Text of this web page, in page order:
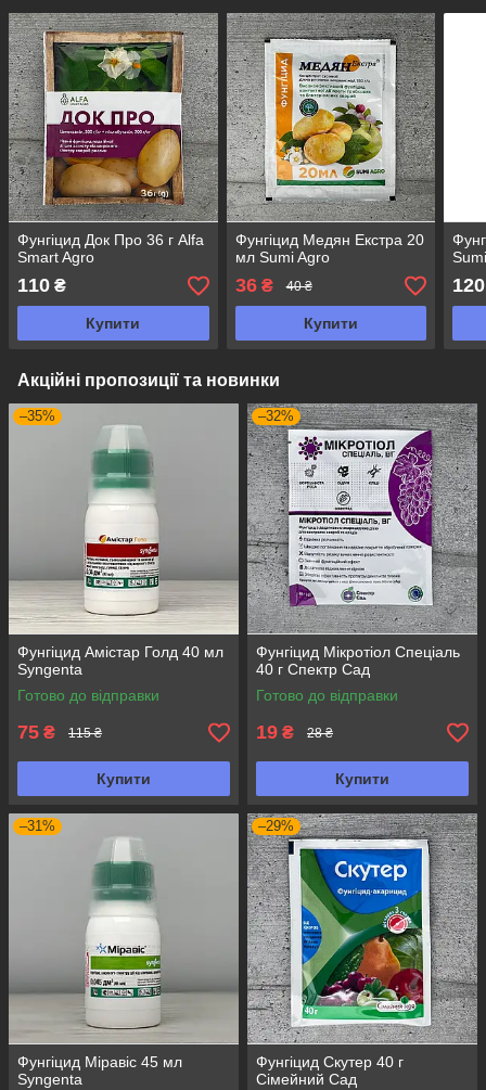
Фунгіцид Док Про 36 г Alfa
Smart Agro
110 ₴
Купити
Фунгіцид Медян Екстра 20
мл Sumi Agro
36₴ 40 ₴
Купити
120
Акційні пропозиції та новинки
–35%
Фунгіцид Амістар Голд 40 мл
Syngenta
Готово до відправки
75 ₴ 115 ₴
Купити
–32%
Фунгіцид Мікротіол Спеціаль
40 г Спектр Сад
Готово до відправки
19 ₴ 28 ₴
Купити
–31%
Фунгіцид Міравіс 45 мл
Syngenta
–29%
Фунгіцид Скутер 40 г
Сімейний Сад